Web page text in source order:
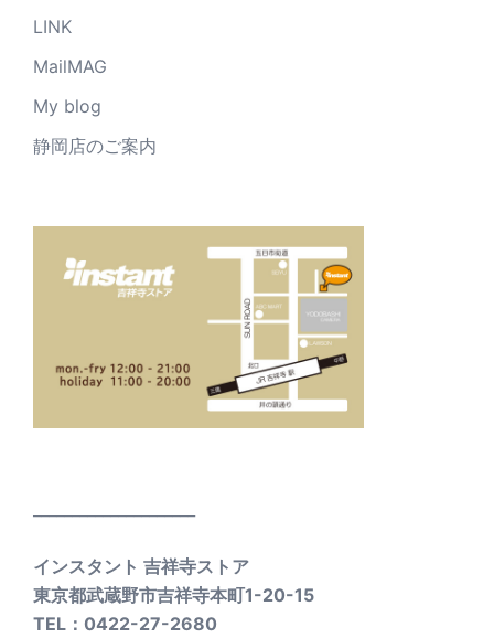
LINK
MailMAG
My blog
静岡店のご案内
インスタント 吉祥寺ストア
東京都武蔵野市吉祥寺本町1-20-15
TEL：0422-27-2680